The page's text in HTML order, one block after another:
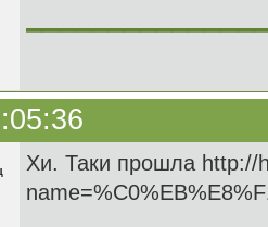
Хи. Таки прошла http://